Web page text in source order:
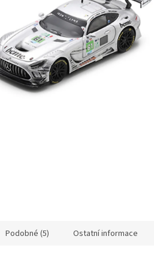
hvězdiček.
Podobné (5) Ostatní informace